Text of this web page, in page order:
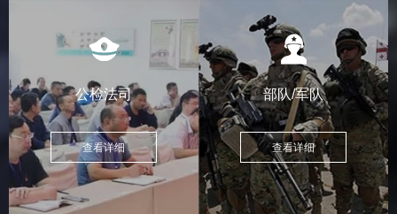
公检法司
查看详细
部队/军队
查看详细